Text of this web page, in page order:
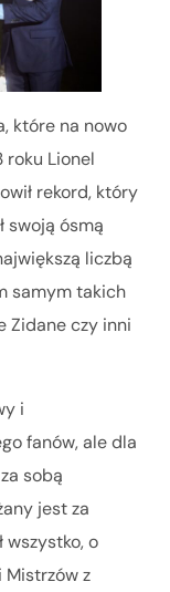
które na nowo
roku Lionel
rekord, który
swoją ósmą
liczbą
samym takich
Zidane czy inni
i
fanów, ale dla
sobą
jest za
wszystko, o
Mistrzów z